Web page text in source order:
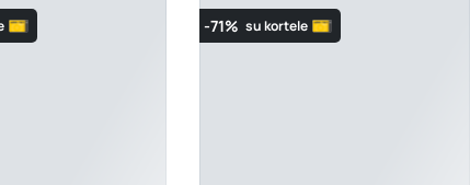
-71% su kortele